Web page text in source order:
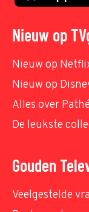
Nieuw op
Nieuw op
Nieuw op
Alles over
De leukste
Gouden
Veelgestelde